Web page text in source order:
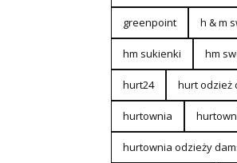
greenpoint h & m
hm sukienki hm
hurt24 hurt odzież
hurtownia
hurtownia odzieży